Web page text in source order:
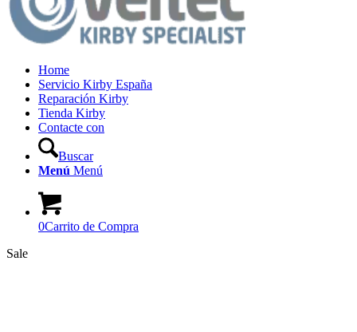
Home
Servicio Kirby España
Reparación Kirby
Tienda Kirby
Contacte con
Buscar
Menú Menú
0Carrito de Compra
Sale